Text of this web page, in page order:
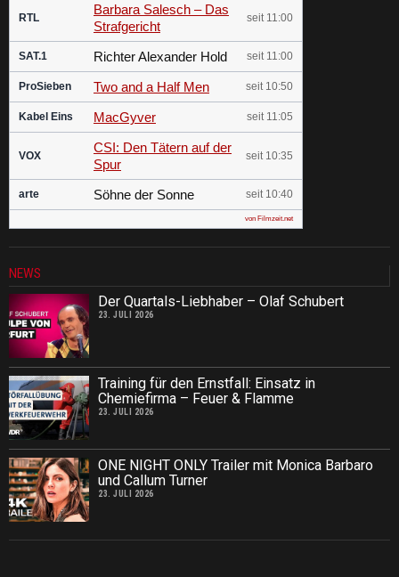
RTL
Barbara Salesch – Das
Strafgericht
seit 11:00
SAT.1 Richter Alexander Hold seit 11:00
ProSieben Two and a Half Men seit 10:50
Kabel Eins MacGyver seit 11:05
VOX
CSI: Den Tätern auf der
Spur
seit 10:35
arte Söhne der Sonne seit 10:40
von Filmzeit.net
NEWS
Der Quartals-Liebhaber – Olaf Schubert
23. JULI 2026
Training für den Ernstfall: Einsatz in
Chemiefirma – Feuer & Flamme
23. JULI 2026
ONE NIGHT ONLY Trailer mit Monica Barbaro
und Callum Turner
23. JULI 2026